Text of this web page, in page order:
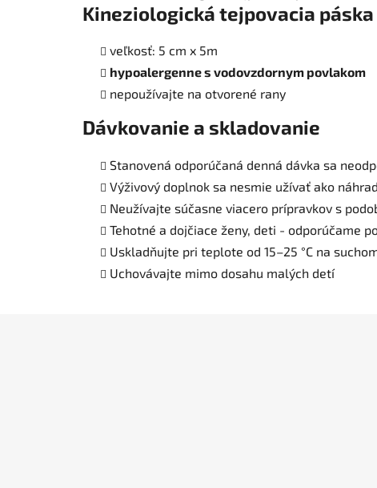
Kineziologická tejpovacia páska
veľkosť: 5 cm x 5m
hypoalergenne s vodovzdornym povlakom
nepoužívajte na otvorené rany
Dávkovanie a skladovanie
Stanovená odporúčaná denná dávka sa
Výživový doplnok sa nesmie užívať ako
Neužívajte súčasne viacero prípravkov s
Tehotné a dojčiace ženy, deti - odporúčame
Uskladňujte pri teplote od 15–25 °C na
Uchovávajte mimo dosahu malých detí